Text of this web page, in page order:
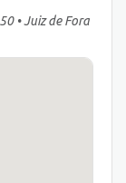
• Juiz de Fora